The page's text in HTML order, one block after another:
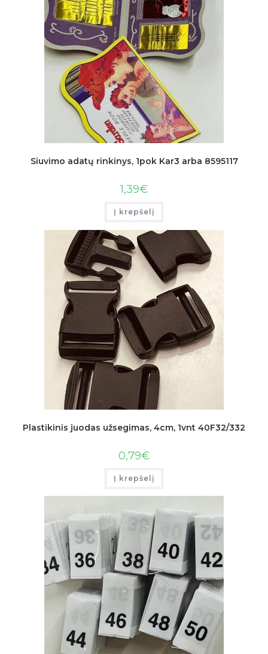
Siuvimo adatų rinkinys, 1pok Kar3 arba 8595117
1,39€
Į krepšelį
Plastikinis juodas užsegimas, 4cm, 1vnt 40F32/332
0,79€
Į krepšelį